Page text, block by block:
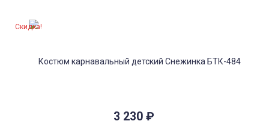
3 230 ₽
Скидка!